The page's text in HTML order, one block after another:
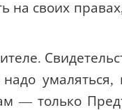
на своих
умаляться,
— только